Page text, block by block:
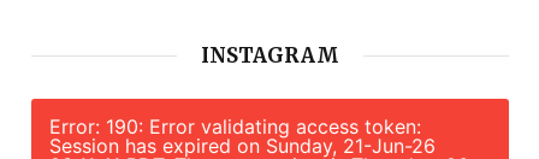
INSTAGRAM
Error: 190: Error validating access token:
Session has expired on Sunday, 21-Jun-26